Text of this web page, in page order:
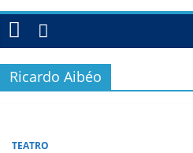
Ricardo Aibéo
TEATRO